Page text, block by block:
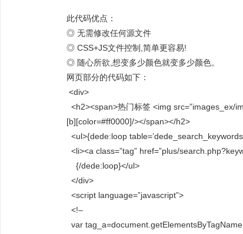
此代码优点：
◎ 无需修改任何源文件
◎ CSS+JS文件控制,简单更容易!
◎ 随心所欲,想变多少颜色就变多少颜色。
网页部分的代码如下：
<div>
<h2><span>热门标签 <img src=”images_ex/
[b][color=#ff0000]/></span></h2>
<ul>{dede:loop table=’dede_search_keywords’
<li><a class=”tag” href=”plus/
{/dede:loop}</ul>
</div>
<script language=”javascript”>
<!–
var